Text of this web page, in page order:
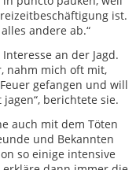
ist.
andere ab.“
an der Jagd.
nahm mich oft mit,
gefangen und will
berichtete sie.
auch mit dem Töten
und Bekannten
so einige intensive